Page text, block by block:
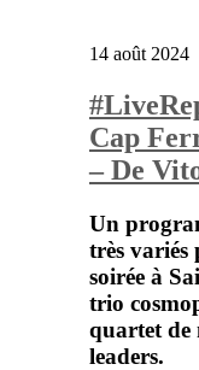
14 août 2024
Cap
– De
Un
très variés
soirée à
trio
quartet de
leaders.